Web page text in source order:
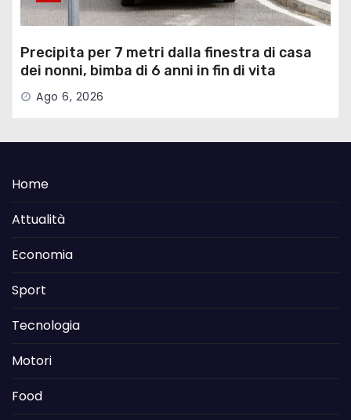
Precipita per 7 metri dalla finestra di casa
dei nonni, bimba di 6 anni in fin di vita
Ago 6, 2026
Home
Attualità
Economia
Sport
Tecnologia
Motori
Food